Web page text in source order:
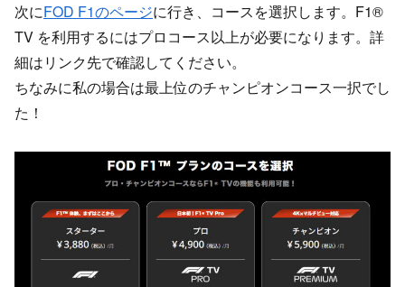
次にFOD F1のページに行き、コースを選択します。F1®
TV を利用するにはプロコース以上が必要になります。詳
細はリンク先で確認してください。
ちなみに私の場合は最上位のチャンピオンコース一択でし
た！